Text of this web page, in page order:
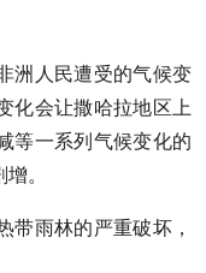
洲人民遭受的气候变
化会让撒哈拉地区上
等一系列气候变化的
。
带雨林的严重破坏，